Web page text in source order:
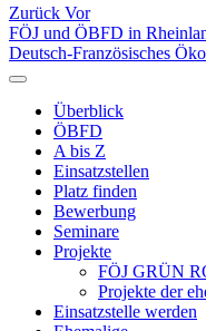
Zurück Vor
FÖJ und ÖBFD in
Deutsch-Französisches
Überblick
ÖBFD
A bis Z
Einsatzstellen
Platz finden
Bewerbung
Seminare
Projekte
FÖJ GRÜN
Projekte der
Einsatzstelle werden